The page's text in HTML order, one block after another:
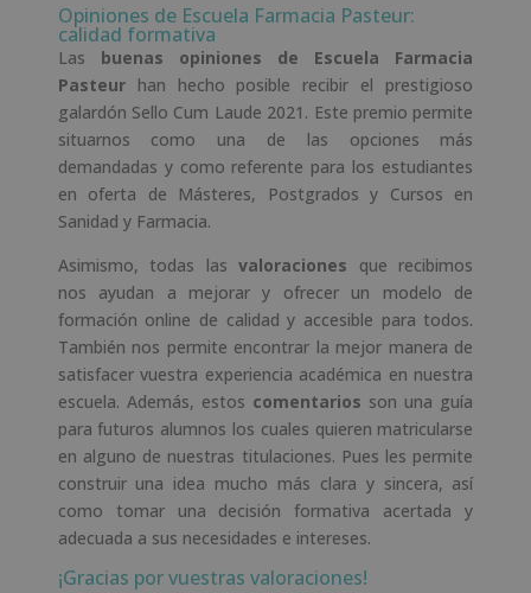
Opiniones de Escuela Farmacia Pasteur:
calidad formativa
Las buenas opiniones
de Escuela Farmacia
Pasteurhan hecho posible recibir el prestigioso
galardón Sello Cum Laude 2021. Este premio permite
situarnos como una de las opciones más
demandadas y como referente para los estudiantes
en oferta de Másteres, Postgrados y Cursos en
Sanidad y Farmacia.
Asimismo, todas lasvaloraciones que recibimos
nos ayudan a mejorar y ofrecer un modelo de
formación online de calidad y accesible para todos.
También nos permite encontrar la mejor manera de
satisfacer vuestra experiencia académica en nuestra
escuela. Además, estos comentarios son una guía
para futuros alumnos los cuales quieren matricularse
en alguno de nuestras titulaciones. Pues les permite
construir una idea mucho más clara y sincera, así
como tomar una decisión formativa acertada y
adecuada a sus necesidades e intereses.
¡Gracias por vuestras valoraciones!